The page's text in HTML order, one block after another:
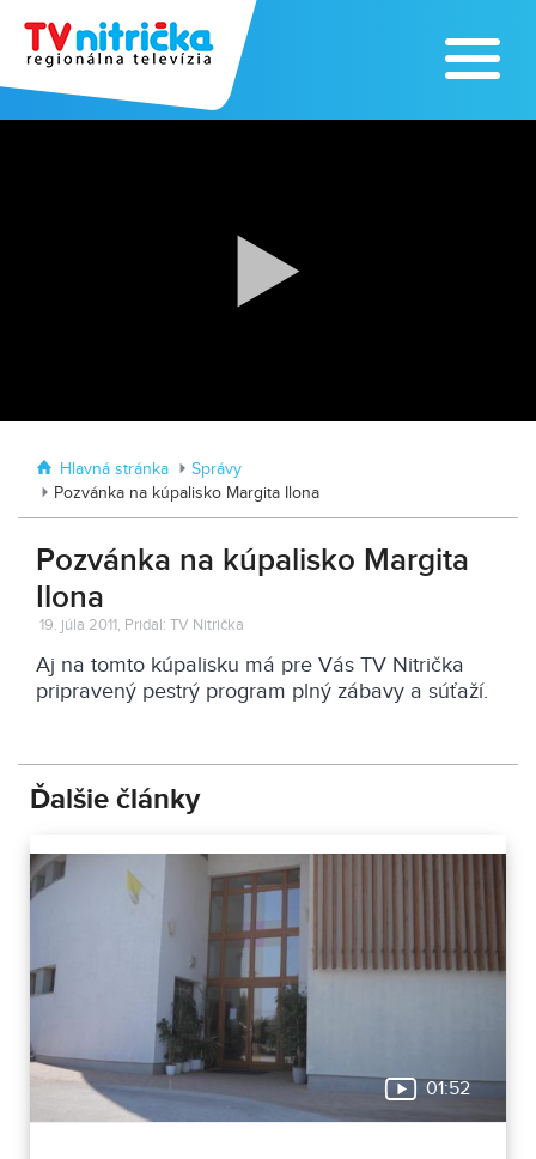
Tvrdošovciach
Hlavná stránka
Správy
Pozvánka na kúpalisko Margita Ilona
Pozvánka na kúpalisko Margita
Ilona
19. júla 2011, Pridal: TV Nitrička
Aj na tomto kúpalisku má pre Vás TV Nitrička
pripravený pestrý program plný zábavy a súťaží.
Ďalšie články
01:52